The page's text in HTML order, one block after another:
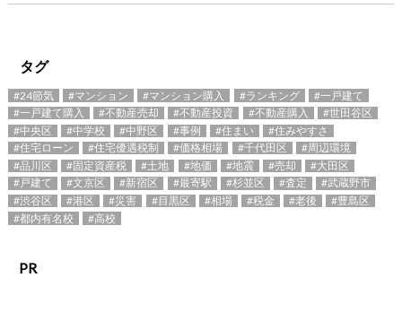
タグ
#24節気 #マンション #マンション購入 #ランキング
#一戸建て
#一戸建て購入
#不動産売却 #不動産投資 #不動産購入
#世田谷区
#中央区
#中学校 #中野区 #事例 #住まい
#住みやすさ
#住宅ローン
#住宅優遇税制 #価格相場 #千代田区
#周辺環境
#品川区
#固定資産税 #土地 #地価 #地震 #売却
#大田区
#戸建て
#文京区 #新宿区 #最寄駅 #杉並区 #査定
#武蔵野市
#渋谷区
#港区 #災害 #目黒区 #相場 #税金 #老後
#豊島区
#都内有名校
#高校
PR